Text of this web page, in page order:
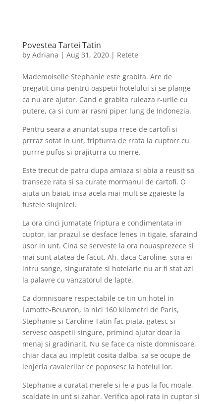
Povestea Tartei Tatin
by Adriana | Aug 31, 2020| Retete
Mademoiselle Stephanie este grabita. Are de
pregatit cina pentru oaspetii hotelului si se plange
ca nu are ajutor. Cand e grabita ruleaza r-urile cu
putere, ca si cum ar rasni piper lung de Indonezia.
Pentru seara a anuntat supa rrece de cartofi si
prrraz sotat in unt, fripturra de rrata la cuptorr cu
purrre pufos si prajiturra cu merre.
Este trecut de patru dupa amiaza si abia a reusit sa
transeze rata si sa curate mormanul de cartofi. O
ajuta un baiat, insa acela mai mult se zgaieste la
fustele slujnicei.
La ora cinci jumatate friptura e condimentata in
cuptor, iar prazul se desface lenes in tigaie, sfaraind
usor in unt. Cina se serveste la ora nouasprezece si
mai sunt atatea de facut. Ah, daca Caroline, sora ei
intru sange, singuratate si hotelarie nu ar fi stat azi
la palavre cu vanzatorul de lapte.
Ca domnisoare respectabile ce tin un hotel in
Lamotte-Beuvron, la nici 160 kilometri de Paris,
Stephanie si Caroline Tatin fac piata, gatesc si
servesc oaspetii singure, primind ajutor doar la
menaj si gradinarit. Nu se face ca niste domnisoare,
chiar daca au impletit cosita dalba, sa se ocupe de
lenjeria cavalerilor ce poposesc la hotelul lor.
Stephanie a curatat merele si le-a pus la foc moale,
scaldate in unt si zahar. Verifica apoi rata in cuptor si